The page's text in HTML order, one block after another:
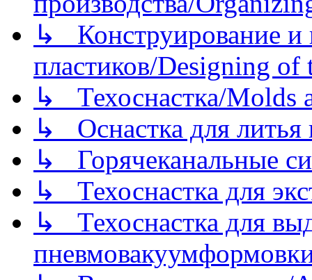
↳ Конструирование и
пластиков/Designing of
↳ Техоснастка/Molds
↳ Оснастка для литья
↳ Горячеканальные
↳ Техоснастка для
↳ Техоснастка для